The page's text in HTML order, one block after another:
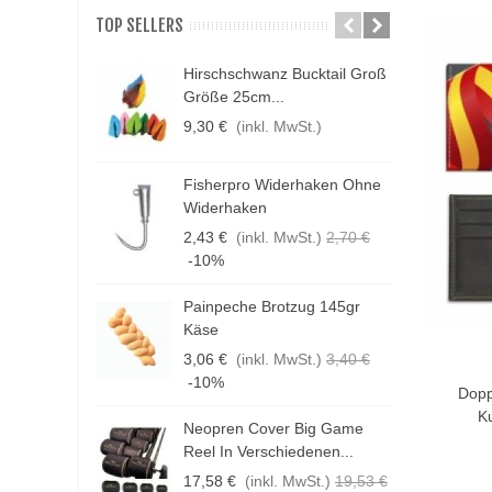
TOP SELLERS
Hirschschwanz Bucktail Groß
Größe 25cm...
9,30 € (inkl. MwSt.)
Fisherpro Widerhaken Ohne
Widerhaken
2,43 € (inkl. MwSt.) 2,70 €
-10%
Painpeche Brotzug 145gr
Käse
3,06 € (inkl. MwSt.) 3,40 €
-10%
Neopren Cover Big Game
Reel In Verschiedenen...
17,58 € (inkl. MwSt.) 19,53 €
In